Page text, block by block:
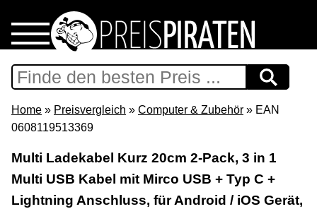
Home
Download
Support & Newsletter
Home » Preisvergleich » Computer & Zubehör » EAN
0608119513369
Multi Ladekabel Kurz 20cm 2-Pack, 3 in 1
Multi USB Kabel mit Mirco USB + Typ C +
Lightning Anschluss, für Android / iOS Gerät,